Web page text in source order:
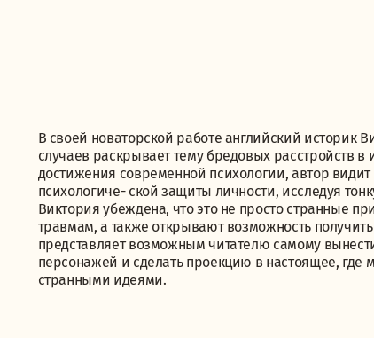
В своей новаторской работе английский
случаев раскрывает тему бредовых расстройств
достижения современной психологии, автор
психологиче- ской защиты личности, исследуя
Виктория убеждена, что это не просто странные
травмам, а также открывают возможность
представляет возможным читателю самому
персонажей и сделать проекцию в настоящее,
странными идеями.